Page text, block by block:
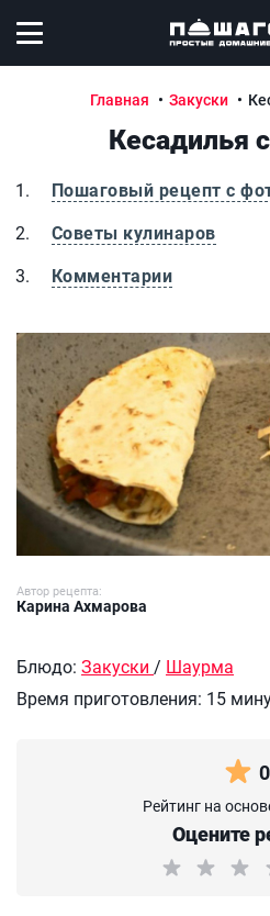
Открыть меню
Главная Закуски
Кесадилья
Пошаговый рецепт с
Советы кулинаров
Комментарии
Кесадилья с курицей
Автор рецепта:
Карина Ахмарова
Блюдо: Закуски / Шаурма
Время приготовления: 15
0
Рейтинг на
Оцените